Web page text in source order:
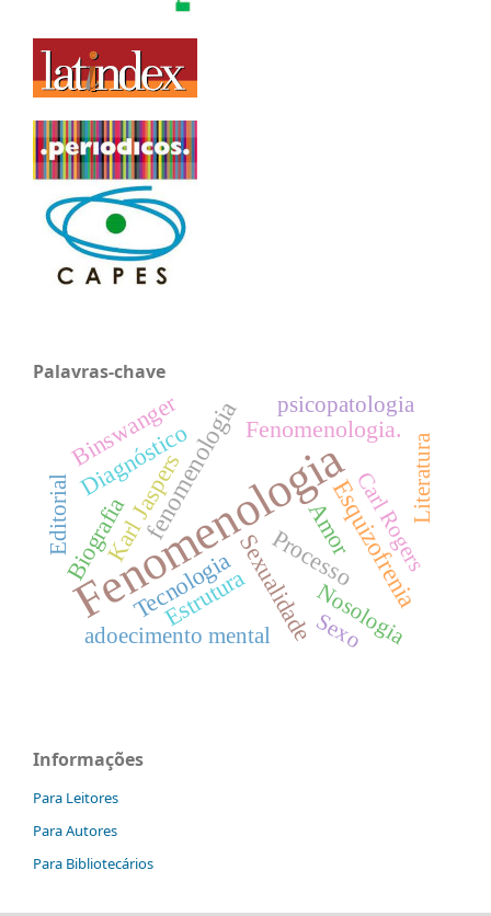
Palavras-chave
FenomenologiaEsquizofrenia
fenomenologia
Karl Jaspers
Biografia Sexualidade
Amor
Fenomenologia.
Tecnologia
Estrutura
Diagnóstico
Binswanger
ProcessoCarl Rogers
adoecimento mental
psicopatologia
Nosologia
Editorial Literatura
Sexo
Informações
Para Leitores
Para Autores
Para Bibliotecários